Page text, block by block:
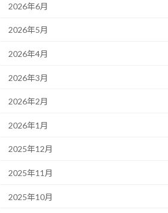
2026年6月
2026年5月
2026年4月
2026年3月
2026年2月
2026年1月
2025年12月
2025年11月
2025年10月